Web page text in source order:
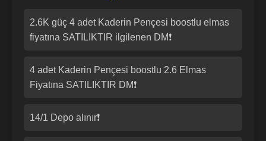
2.6K güç 4 adet Kaderin Pençesi boostlu elmas
fiyatına SATILIKTIR ilgilenen DM❗
4 adet Kaderin Pençesi boostlu 2.6 Elmas
Fiyatına SATILIKTIR DM❗
14/1 Depo alınır❗